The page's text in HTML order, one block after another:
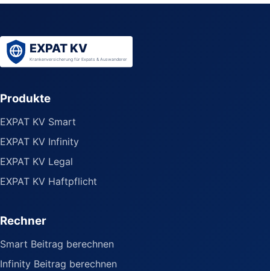
Produkte
EXPAT KV Smart
EXPAT KV Infinity
EXPAT KV Legal
EXPAT KV Haftpflicht
Rechner
Smart Beitrag berechnen
Infinity Beitrag berechnen